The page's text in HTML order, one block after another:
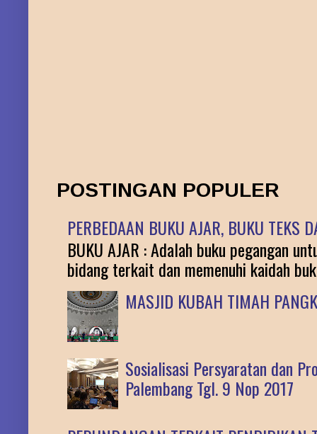
POSTINGAN POPULER
PERBEDAAN BUKU AJAR, BUKU TEKS
BUKU AJAR : Adalah buku pegangan
bidang terkait dan memenuhi kaidah
MASJID KUBAH TIMAH
Sosialisasi Persyaratan dan
Palembang Tgl. 9 Nop 2017